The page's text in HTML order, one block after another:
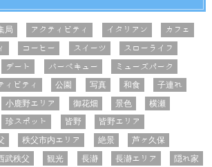
局 アクティビティ イタリアン
カフェ
コーヒー スイーツ
スローライフ
デート バーベキュー
ミューズパーク
ィビティ 公園 写真 和食
子連れ
小鹿野エリア 御花畑 景色
横瀬
珍スポット 皆野
皆野エリア
秩父市内エリア 絶景
芦ヶ久保
武秩父 観光 長瀞 長瀞エリア
隠れ家